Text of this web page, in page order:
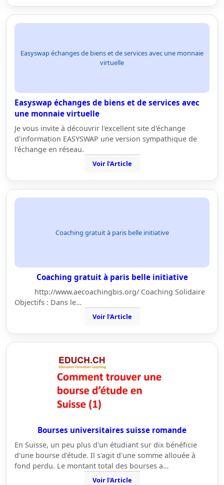
Easyswap échanges de biens et de services avec une monnaie
virtuelle
Easyswap échanges de biens et de services avec
une monnaie virtuelle
Je vous invite à découvrir l'excellent site d'échange
d'information EASYSWAP une version sympathique de
l'échange en réseau.
Voir l'Article
Coaching gratuit à paris belle initiative
Coaching gratuit à paris belle initiative
http://www.aecoachingbis.org/ Coaching Solidaire
Objectifs : Dans le…
Voir l'Article
Bourses universitaires suisse romande
En Suisse, un peu plus d'un étudiant sur dix bénéficie
d'une bourse d'étude. Il s'agit d'une somme allouée à
fond perdu. Le montant total des bourses a…
Voir l'Article